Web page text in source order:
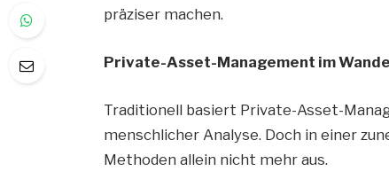
präziser machen.
Private-Asset-Management im
Traditionell basiert Private-Asset-
menschlicher Analyse. Doch in einer
Methoden allein nicht mehr aus.